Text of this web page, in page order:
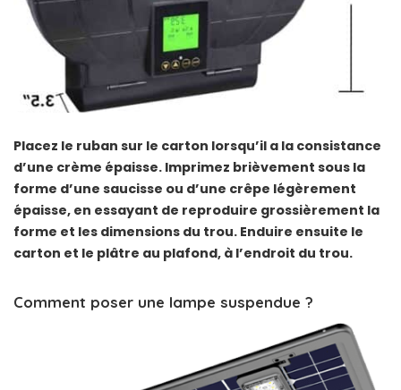
Placez le ruban sur le carton lorsqu’il a la consistance
d’une crème épaisse. Imprimez brièvement sous la
forme d’une saucisse ou d’une crêpe légèrement
épaisse, en essayant de reproduire grossièrement la
forme et les dimensions du trou. Enduire ensuite le
carton et le plâtre au plafond, à l’endroit du trou.
Comment poser une lampe suspendue ?